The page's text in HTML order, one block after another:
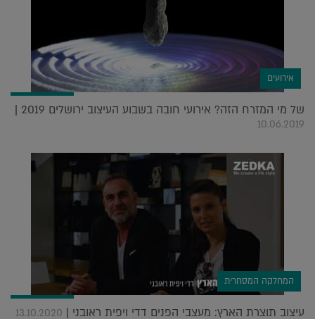
אירועים
של מי המזרח הזה? אירועי חובה בשבוע העיצוב ירושלים 2019 |
10.06.2019
המחלקה המסחרית
עיצוב תוצרת הארץ: מעצבי הפנים דדי ויפית ראובני | 13.10.2020